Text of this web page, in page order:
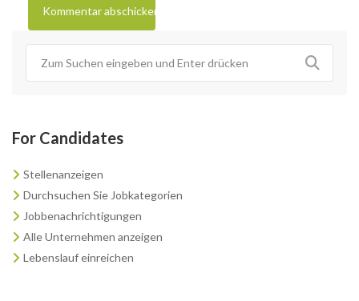
For Candidates
Stellenanzeigen
Durchsuchen Sie Jobkategorien
Jobbenachrichtigungen
Alle Unternehmen anzeigen
Lebenslauf einreichen